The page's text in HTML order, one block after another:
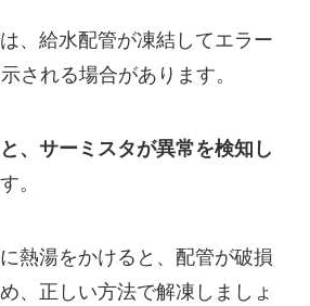
、給水配管が凍結してエラー
される場合があります。
、サーミスタが異常を検知し
。
熱湯をかけると、配管が破損
、正しい方法で解凍しましょ